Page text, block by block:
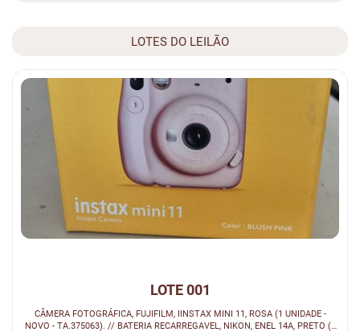
LOTES DO LEILÃO
LOTE 001
CÂMERA FOTOGRÁFICA, FUJIFILM, IINSTAX MINI 11, ROSA (1 UNIDADE -
NOVO - TA.375063). // BATERIA RECARREGAVEL, NIKON, ENEL 14A, PRETO (1